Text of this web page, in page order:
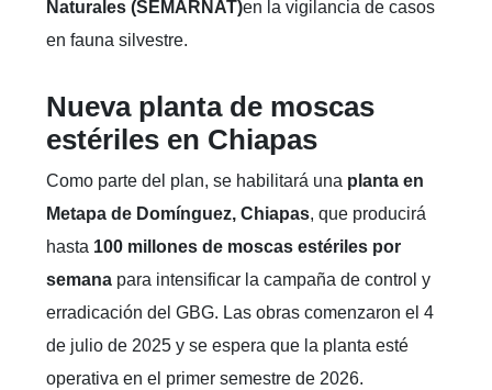
Naturales (SEMARNAT)en la vigilancia de casos
en fauna silvestre.
Nueva planta de moscas
estériles en Chiapas
Como parte del plan, se habilitará una planta en
Metapa de Domínguez, Chiapas, que producirá
hasta 100 millones de moscas estériles por
semana para intensificar la campaña de control y
erradicación del GBG. Las obras comenzaron el 4
de julio de 2025 y se espera que la planta esté
operativa en el primer semestre de 2026.